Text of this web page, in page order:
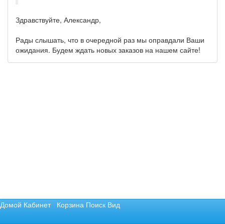
Здравствуйте, Александр,
Рады слышать, что в очередной раз мы оправдали Ваши
ожидания. Будем ждать новых заказов на нашем сайте!
Домой Кабинет Корзина Поиск Вид